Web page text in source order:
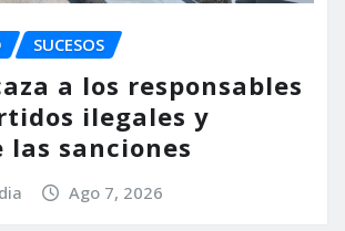
SUCESOS
a los responsables
ilegales y
las sanciones
Ago 7, 2026